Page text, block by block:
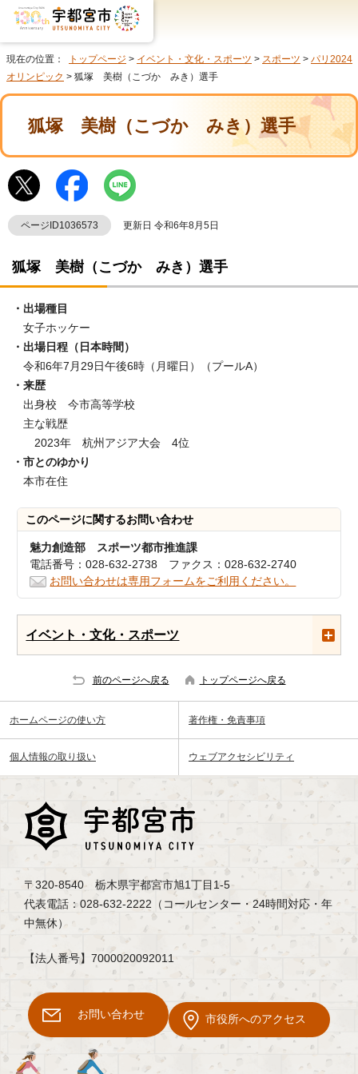
現在の位置： トップページ > イベント・文化・スポーツ > スポーツ > パリ2024
オリンピック > 狐塚 美樹（こづか みき）選手
狐塚 美樹（こづか みき）選手
ページID1036573 更新日 令和6年8月5日
狐塚 美樹（こづか みき）選手
・出場種目
女子ホッケー
・出場日程（日本時間）
令和6年7月29日午後6時（月曜日）（プールA）
・来歴
出身校 今市高等学校
主な戦歴
2023年 杭州アジア大会 4位
・市とのゆかり
本市在住
このページに関するお問い合わせ
魅力創造部 スポーツ都市推進課
電話番号：028-632-2738 ファクス：028-632-2740
お問い合わせは専用フォームをご利用ください。
イベント・文化・スポーツ
前のページへ戻る トップページへ戻る
ホームページの使い方 著作権・免責事項
個人情報の取り扱い ウェブアクセシビリティ
〒320-8540 栃木県宇都宮市旭1丁目1-5
代表電話：028-632-2222（コールセンター・24時間対応・年
中無休）
【法人番号】7000020092011
お問い合わせ 市役所へのアクセス